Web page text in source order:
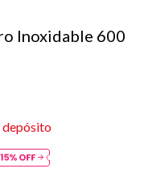
Inoxidable 600
depósito